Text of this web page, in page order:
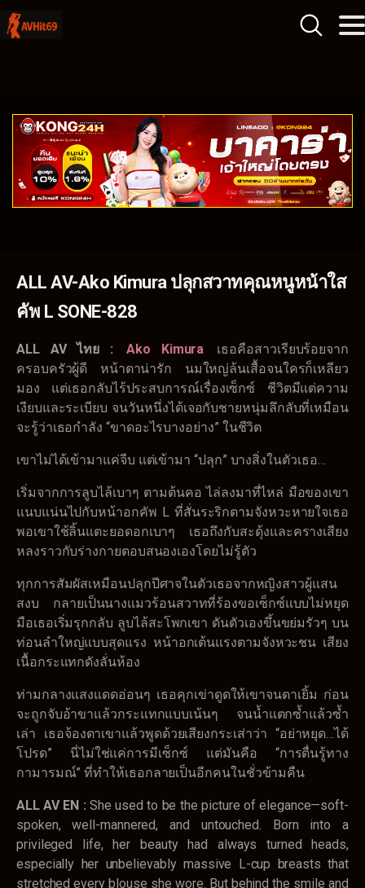
ALL AV-Ako Kimura ปลุกสวาทคุณหนูหน้าใส
คัพ L SONE-828
ALL AV ไทย : Ako Kimura
เธอคือสาวเรียบร้อยจาก
ครอบครัวผู้ดี หน้าตาน่ารัก นมใหญ่ล้นเสื้อจนใครก็เหลียว
มอง แต่เธอกลับไร้ประสบการณ์เรื่องเซ็กซ์ ชีวิตมีแต่ความ
เงียบและระเบียบ จนวันหนึ่งได้เจอกับชายหนุ่มลึกลับที่เหมือน
จะรู้ว่าเธอกำลัง “ขาดอะไรบางอย่าง” ในชีวิต
เขาไม่ได้เข้ามาแค่จีบ แต่เข้ามา “ปลุก” บางสิ่งในตัวเธอ…
เริ่มจากการลูบไล้เบาๆ ตามต้นคอ ไล่ลงมาที่ไหล่ มือของเขา
แนบแน่นไปกับหน้าอกคัพ L ที่สั่นระริกตามจังหวะหายใจเธอ
พอเขาใช้ลิ้นแตะยอดอกเบาๆ เธอถึงกับสะดุ้งและครางเสียง
หลงราวกับร่างกายตอบสนองเองโดยไม่รู้ตัว
ทุกการสัมผัสเหมือนปลุกปีศาจในตัวเธอจากหญิงสาวผู้แสน
สงบ กลายเป็นนางแมวร้อนสวาทที่ร้องขอเซ็กซ์แบบไม่หยุด
มือเธอเริ่มรุกกลับ ลูบไล้สะโพกเขา ดันตัวเองขึ้นขย่มรัวๆ บน
ท่อนลำใหญ่แบบสุดแรง หน้าอกเต้นแรงตามจังหวะชน เสียง
เนื้อกระแทกดังลั่นห้อง
ท่ามกลางแสงแดดอ่อนๆ เธอคุกเข่าดูดให้เขาจนตาเยิ้ม ก่อน
จะถูกจับอ้าขาแล้วกระแทกแบบเน้นๆ จนน้ำแตกซ้ำแล้วซ้ำ
เล่า เธอจ้องตาเขาแล้วพูดด้วยเสียงกระเส่าว่า “อย่าหยุด…ได้
โปรด” นี่ไม่ใช่แค่การมีเซ็กซ์ แต่มันคือ “การตื่นรู้ทาง
กามารมณ์” ที่ทำให้เธอกลายเป็นอีกคนในชั่วข้ามคืน
ALL AV EN : She used to be the picture of elegance—soft-
spoken, well-mannered, and untouched. Born into a
privileged life, her beauty had always turned heads,
especially her unbelievably massive L-cup breasts that
stretched every blouse she wore. But behind the smile and